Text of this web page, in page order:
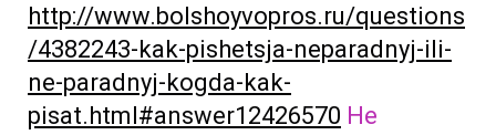
http://www.bolshoyvopros.ru/questions
/4382243-kak-pishetsja-neparadnyj-ili-
ne-paradnyj-kogda-kak-
pisat.html#answer12426570 Не